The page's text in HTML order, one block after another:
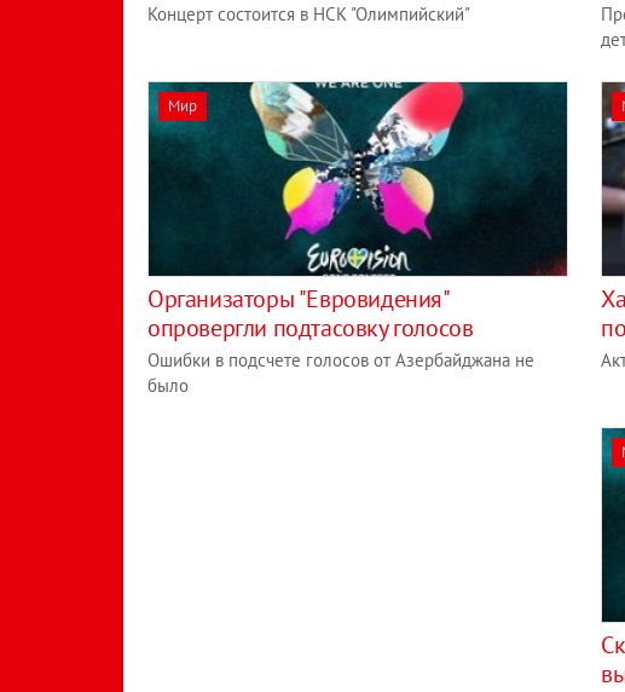
Концерт состоится в НСК "Олимпийский"
Мир
Организаторы "Евровидения"
опровергли подтасовку голосов
Ошибки в подсчете голосов от Азербайджана не
было